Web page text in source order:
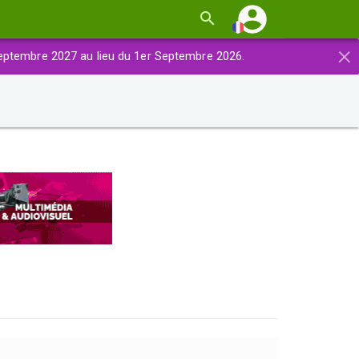
×
2027 au lieu du 1er Septembre 2026.